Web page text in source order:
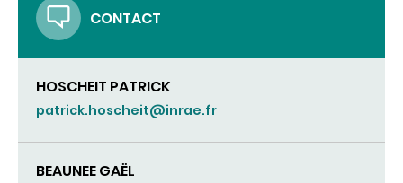
CONTACT
HOSCHEIT PATRICK
patrick.hoscheit@inrae.fr
BEAUNEE GAËL